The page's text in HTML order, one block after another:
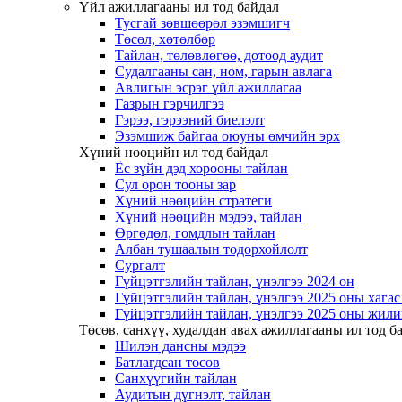
Үйл ажиллагааны ил тод байдал
Тусгай зөвшөөрөл эзэмшигч
Төсөл, хөтөлбөр
Тайлан, төлөвлөгөө, дотоод аудит
Судалгааны сан, ном, гарын авлага
Авлигын эсрэг үйл ажиллагаа
Газрын гэрчилгээ
Гэрээ, гэрээний биелэлт
Эзэмшиж байгаа оюуны өмчийн эрх
Хүний нөөцийн ил тод байдал
Ёс зүйн дэд хорооны тайлан
Сул орон тооны зар
Хүний нөөцийн стратеги
Хүний нөөцийн мэдээ, тайлан
Өргөдөл, гомдлын тайлан
Албан тушаалын тодорхойлолт
Сургалт
Гүйцэтгэлийн тайлан, үнэлгээ 2024 он
Гүйцэтгэлийн тайлан, үнэлгээ 2025 оны
Гүйцэтгэлийн тайлан, үнэлгээ 2025 оны
Төсөв, санхүү, худалдан авах ажиллагааны ил тод
Шилэн дансны мэдээ
Батлагдсан төсөв
Санхүүгийн тайлан
Аудитын дүгнэлт, тайлан